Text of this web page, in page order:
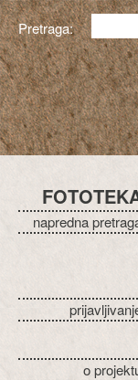
Pretraga:
napredna
o